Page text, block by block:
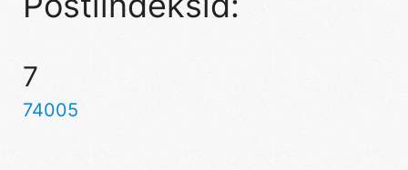
7
74005